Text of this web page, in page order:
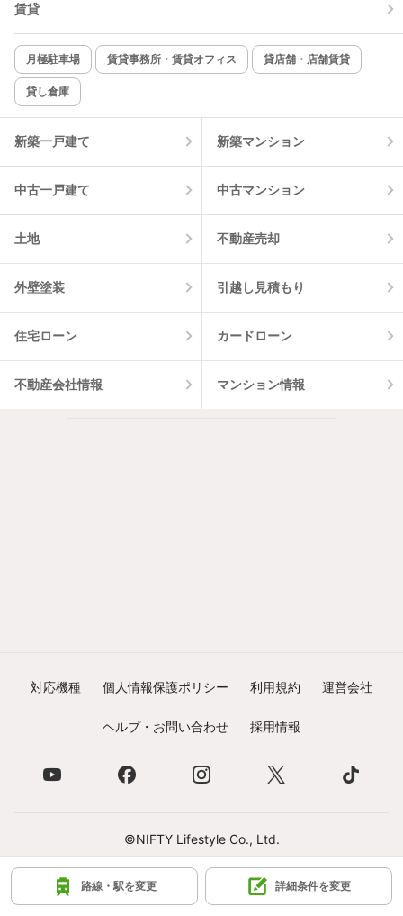
路線・駅を変更 詳細条件を変更
賃貸
月極駐車場 賃貸事務所・賃貸オフィス 貸店舗・店舗賃貸
貸し倉庫
新築一戸建て 新築マンション
中古一戸建て 中古マンション
土地 不動産売却
外壁塗装 引越し見積もり
住宅ローン カードローン
不動産会社情報 マンション情報
対応機種 個人情報保護ポリシー 利用規約 運営会社
ヘルプ・お問い合わせ 採用情報
©NIFTY Lifestyle Co., Ltd.